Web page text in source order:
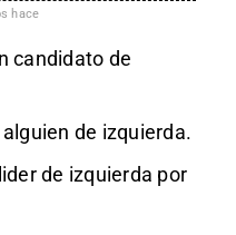
hace
candidato de
de izquierda.
de izquierda por